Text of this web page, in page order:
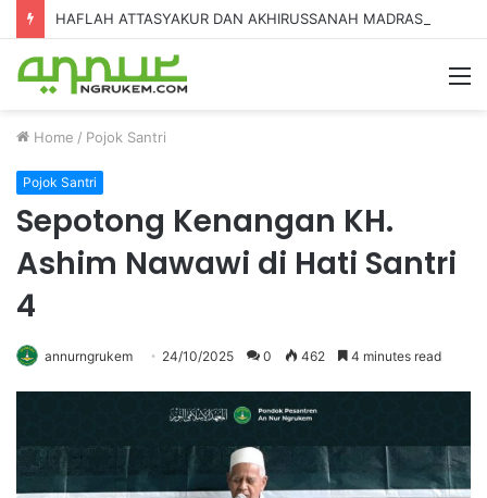
Home / Pojok Santri
Pojok Santri
Sepotong Kenangan KH.
Ashim Nawawi di Hati Santri
4
annurngrukem 24/10/2025 0 462 4 minutes read